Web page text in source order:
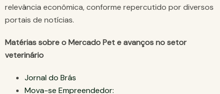
relevância econômica, conforme repercutido por diversos
portais de notícias.
Matérias sobre o Mercado Pet e avanços no setor
veterinário
Jornal do Brás
Mova-se Empreendedor: